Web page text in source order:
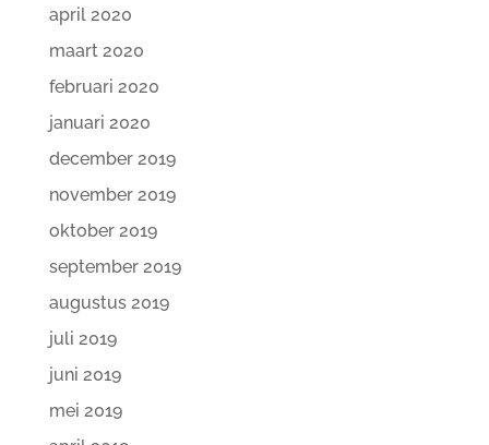
april 2020
maart 2020
februari 2020
januari 2020
december 2019
november 2019
oktober 2019
september 2019
augustus 2019
juli 2019
juni 2019
mei 2019